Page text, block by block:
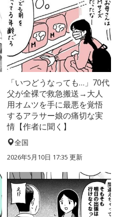
「いつどうなっても…」70代
父が全裸で救急搬送→大人
用オムツを手に最悪を覚悟
するアラサー娘の痛切な実
情【作者に聞く】
全国
2026年5月10日 17:35 更新